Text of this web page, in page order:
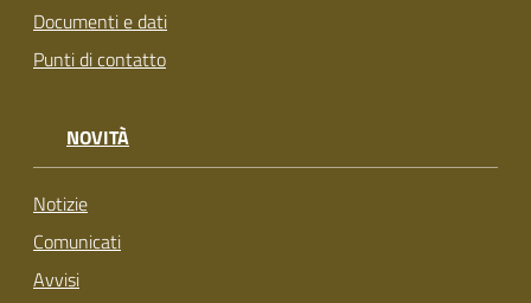
Documenti e dati
Punti di contatto
NOVITÀ
Notizie
Comunicati
Avvisi